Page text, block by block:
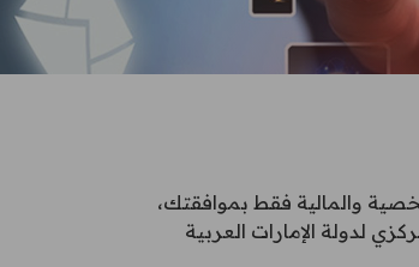
والمالية فقط بموافقتك،
لدولة الإمارات العربية